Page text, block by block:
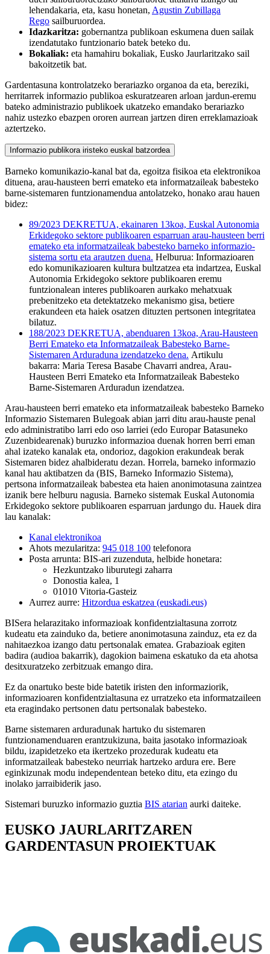
lehendakaria, eta, kasu honetan, Agustin Zubillaga
Rego sailburuordea.
Idazkaritza: gobernantza publikoan eskumena duen sailak
izendatutako funtzionario batek beteko du.
Bokaliak: eta hamahiru bokaliak, Eusko Jaurlaritzako sail
bakoitzetik bat.
Gardentasuna kontrolatzeko berariazko organoa da eta, bereziki,
herritarrek informazio publikoa eskuratzearen arloan jardun-eremu
bateko administrazio publikoek ukatzeko emandako berariazko
nahiz ustezko ebazpen ororen aurrean jartzen diren erreklamazioak
aztertzeko.
Informazio publikora iristeko euskal batzordea
Barneko komunikazio-kanal bat da, egoitza fisikoa eta elektronikoa
dituena, arau-hausteen berri emateko eta informatzaileak babesteko
barne-sistemaren funtzionamendua antolatzeko, honako arau hauen
bidez:
89/2023 DEKRETUA, ekainaren 13koa, Euskal Autonomia
Erkidegoko sektore publikoaren esparruan arau-hausteen berri
emateko eta informatzaileak babesteko barneko informazio-
sistema sortu eta arautzen duena. Helburua: Informazioaren
edo komunikazioaren kultura bultzatzea eta indartzea, Euskal
Autonomia Erkidegoko sektore publikoaren eremu
funtzionalean interes publikoaren aurkako mehatxuak
prebenitzeko eta detektatzeko mekanismo gisa, betiere
erakundeen eta haiek osatzen dituzten pertsonen integritatea
bilatuz.
188/2023 DEKRETUA, abenduaren 13koa, Arau-Hausteen
Berri Emateko eta Informatzaileak Babesteko Barne-
Sistemaren Arduraduna izendatzeko dena. Artikulu
bakarra: Maria Teresa Basabe Chavarri andrea, Arau-
Hausteen Berri Emateko eta Informatzaileak Babesteko
Barne-Sistemaren Arduradun izendatzea.
Arau-hausteen berri emateko eta informatzaileak babesteko Barneko
Informazio Sistemaren Bulegoak abian jarri ditu arau-hauste penal
edo administratibo larri edo oso larriei (edo Europar Batasuneko
Zuzenbidearenak) buruzko informazioa duenak horren berri eman
ahal izateko kanalak eta, ondorioz, dagokion erakundeak berak
Sistemaren bidez ahalbideratu dezan. Horrela, barneko informazio
kanal hau aktibatzen da (BIS, Barneko Informazio Sistema),
pertsona informatzaileak babestea eta haien anonimotasuna zaintzea
izanik bere helburu nagusia. Barneko sistemak Euskal Autonomia
Erkidegoko sektore publikoaren esparruan jardungo du. Hauek dira
lau kanalak:
Kanal elektronikoa
Ahots mezularitza: 945 018 100 telefonora
Posta arrunta: BIS-ari zuzenduta, helbide honetara:
Hezkuntzako liburutegi zaharra
Donostia kalea, 1
01010 Vitoria-Gasteiz
Aurrez aurre: Hitzordua eskatzea (euskadi.eus)
BISera helarazitako informazioak konfidentzialtasuna zorrotz
kudeatu eta zainduko da, betiere anonimotasuna zainduz, eta ez da
nahitaezkoa izango datu pertsonalak ematea. Grabazioak egiten
badira (audioa bakarrik), dagokion baimena eskatuko da eta ahotsa
desitxuratzeko zerbitzuak emango dira.
Ez da onartuko beste bide batetik iristen den informaziorik,
informazioaren konfidentzialtasuna ez urratzeko eta informatzaileen
eta eragindako pertsonen datu pertsonalak babesteko.
Barne sistemaren arduradunak hartuko du sistemaren
funtzionamenduaren erantzukizuna, baita jasotako informazioak
bildu, izapidetzeko eta ikertzeko prozedurak kudeatu eta
informatzaileak babesteko neurriak hartzeko ardura ere. Bere
eginkizunak modu independentean beteko ditu, eta ezingo du
inolako jarraibiderik jaso.
Sistemari buruzko informazio guztia BIS atarian aurki daiteke.
EUSKO JAURLARITZAREN
GARDENTASUN PROIEKTUAK